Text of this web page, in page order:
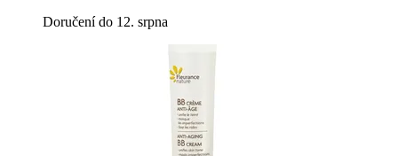
Doručení do 12. srpna